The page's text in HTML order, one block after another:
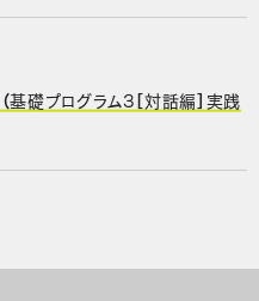
基礎プログラム3［対話編］実践